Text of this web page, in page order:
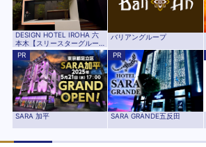
DESIGN HOTEL IROHA 六
本木【スリースターグルー
プ】
バリアングループ
PR
SARA 加平
PR
SARA GRANDE五反田